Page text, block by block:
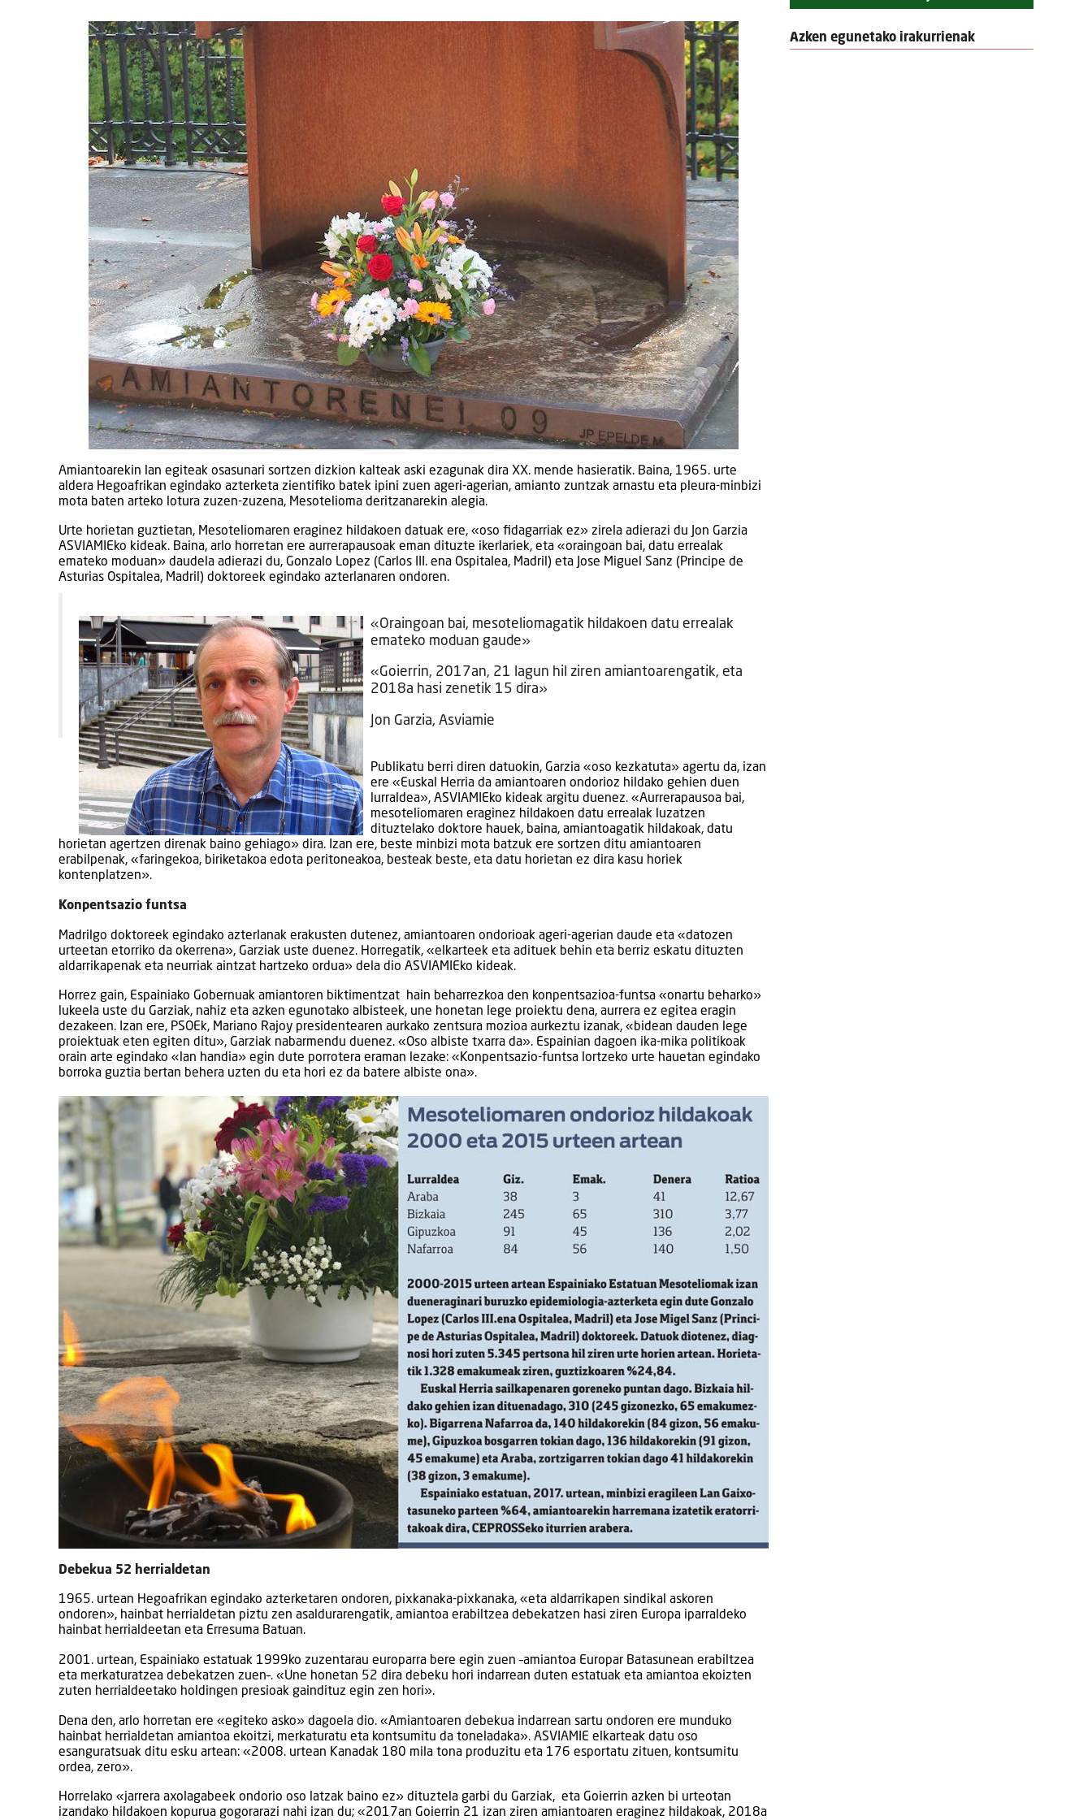
Amiantoarekin lan egiteak osasunari sortzen dizkion kalteak aski ezagunak dira XX. mende hasieratik. Baina, 1965. urte
aldera Hegoafrikan egindako azterketa zientifiko batek ipini zuen ageri-agerian, amianto zuntzak arnastu eta pleura-minbizi
mota baten arteko lotura zuzen-zuzena, Mesotelioma deritzanarekin alegia.
Urte horietan guztietan, Mesoteliomaren eraginez hildakoen datuak ere, «oso fidagarriak ez» zirela adierazi du Jon Garzia
ASVIAMIEko kideak. Baina, arlo horretan ere aurrerapausoak eman dituzte ikerlariek, eta «oraingoan bai, datu errealak
emateko moduan» daudela adierazi du, Gonzalo Lopez (Carlos III. ena Ospitalea, Madril) eta Jose Miguel Sanz (Principe de
Asturias Ospitalea, Madril) doktoreek egindako azterlanaren ondoren.
«Oraingoan bai, mesoteliomagatik hildakoen datu errealak
emateko moduan gaude»
«Goierrin, 2017an, 21 lagun hil ziren amiantoarengatik, eta
2018a hasi zenetik 15 dira»
Jon Garzia, Asviamie
Publikatu berri diren datuokin, Garzia «oso kezkatuta» agertu da, izan
ere «Euskal Herria da amiantoaren ondorioz hildako gehien duen
lurraldea», ASVIAMIEko kideak argitu duenez. «Aurrerapausoa bai,
mesoteliomaren eraginez hildakoen datu errealak luzatzen
dituztelako doktore hauek, baina, amiantoagatik hildakoak, datu
horietan agertzen direnak baino gehiago» dira. Izan ere, beste minbizi mota batzuk ere sortzen ditu amiantoaren
erabilpenak, «faringekoa, biriketakoa edota peritoneakoa, besteak beste, eta datu horietan ez dira kasu horiek
kontenplatzen».
Konpentsazio funtsa
Madrilgo doktoreek egindako azterlanak erakusten dutenez, amiantoaren ondorioak ageri-agerian daude eta «datozen
urteetan etorriko da okerrena», Garziak uste duenez. Horregatik, «elkarteek eta adituek behin eta berriz eskatu dituzten
aldarrikapenak eta neurriak aintzat hartzeko ordua» dela dio ASVIAMIEko kideak.
Horrez gain, Espainiako Gobernuak amiantoren biktimentzat hain beharrezkoa den konpentsazioa-funtsa «onartu beharko»
lukeela uste du Garziak, nahiz eta azken egunotako albisteek, une honetan lege proiektu dena, aurrera ez egitea eragin
dezakeen. Izan ere, PSOEk, Mariano Rajoy presidentearen aurkako zentsura mozioa aurkeztu izanak, «bidean dauden lege
proiektuak eten egiten ditu», Garziak nabarmendu duenez. «Oso albiste txarra da». Espainian dagoen ika-mika politikoak
orain arte egindako «lan handia» egin dute porrotera eraman lezake: «Konpentsazio-funtsa lortzeko urte hauetan egindako
borroka guztia bertan behera uzten du eta hori ez da batere albiste ona».
Debekua 52 herrialdetan
1965. urtean Hegoafrikan egindako azterketaren ondoren, pixkanaka-pixkanaka, «eta aldarrikapen sindikal askoren
ondoren», hainbat herrialdetan piztu zen asaldurarengatik, amiantoa erabiltzea debekatzen hasi ziren Europa iparraldeko
hainbat herrialdeetan eta Erresuma Batuan.
2001. urtean, Espainiako estatuak 1999ko zuzentarau europarra bere egin zuen –amiantoa Europar Batasunean erabiltzea
eta merkaturatzea debekatzen zuen–. «Une honetan 52 dira debeku hori indarrean duten estatuak eta amiantoa ekoizten
zuten herrialdeetako holdingen presioak gaindituz egin zen hori».
Dena den, arlo horretan ere «egiteko asko» dagoela dio. «Amiantoaren debekua indarrean sartu ondoren ere munduko
hainbat herrialdetan amiantoa ekoitzi, merkaturatu eta kontsumitu da toneladaka». ASVIAMIE elkarteak datu oso
esanguratsuak ditu esku artean: «2008. urtean Kanadak 180 mila tona produzitu eta 176 esportatu zituen, kontsumitu
ordea, zero».
Horrelako «jarrera axolagabeek ondorio oso latzak baino ez» dituztela garbi du Garziak, eta Goierrin azken bi urteotan
izandako hildakoen kopurua gogorarazi nahi izan du; «2017an Goierrin 21 izan ziren amiantoaren eraginez hildakoak, 2018a
Azken egunetako irakurrienak